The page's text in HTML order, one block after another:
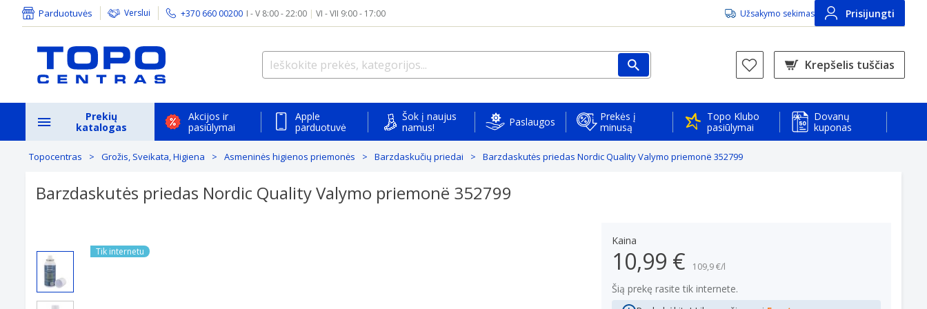
Parduotuvės Verslui +370 660 00200 I - V 8:00 - 22:00 | VI - VII 9:00 - 17:00 Užsakymo sekimas Prisijungti
Krepšelis tuščias
Prekių
katalogas
Akcijos ir
pasiūlymai
Apple
parduotuvė
Šok į naujus
namus!
Paslaugos
Prekės į
minusą
Topo Klubo
pasiūlymai
Dovanų
kuponas
Topocentras Grožis, Sveikata, Higiena Asmeninės higienos priemonės Barzdaskučių priedai Barzdaskutės priedas Nordic Quality Valymo priemonë 352799
Barzdaskutės priedas Nordic Quality Valymo priemonë 352799
Tik internetu
Kaina
10,99 € 109,9 €/l
Šią prekę rasite tik internete.